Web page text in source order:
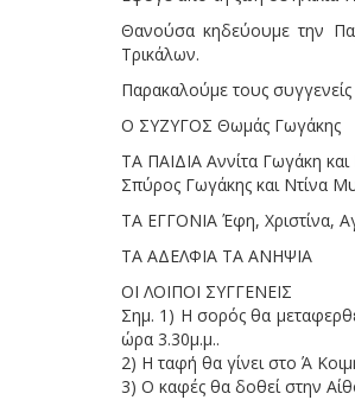
Θανούσα κηδεύουμε την
Τρικάλων.
Παρακαλούμε τους
Ο ΣΥΖΥΓΟΣ Θωμάς Γωγάκης
ΤΑ ΠΑΙΔΙΑ Αννίτα Γωγάκη και
Σπύρος Γωγάκης και Ντίνα
ΤΑ ΕΓΓΟΝΙΑ Έφη, Χριστίνα,
ΤΑ ΑΔΕΛΦΙΑ ΤΑ ΑΝΗΨΙΑ
ΟΙ ΛΟΙΠΟΙ ΣΥΓΓΕΝΕΙΣ
Σημ. 1) Η σορός θα
ώρα 3.30μ.μ..
2) Η ταφή θα γίνει στο Ά
3) Ο καφές θα δοθεί στην